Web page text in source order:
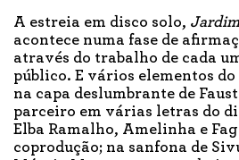
A estreia em disco solo,
acontece numa fase de
através do trabalho de cada
público. E vários elementos
na capa deslumbrante de
parceiro em várias letras do
Elba Ramalho, Amelinha e
coprodução; na sanfona de